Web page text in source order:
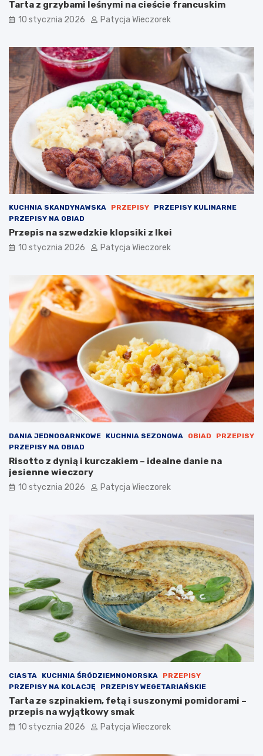
Tarta z grzybami leśnymi na cieście francuskim
10 stycznia 2026 Patycja Wieczorek
KUCHNIA SKANDYNAWSKA PRZEPISY
PRZEPISY KULINARNE
PRZEPISY NA OBIAD
Przepis na szwedzkie klopsiki z Ikei
10 stycznia 2026 Patycja Wieczorek
DANIA JEDNOGARNKOWE KUCHNIA SEZONOWA OBIAD
PRZEPISY
PRZEPISY NA OBIAD
Risotto z dynią i kurczakiem – idealne danie na
jesienne wieczory
10 stycznia 2026 Patycja Wieczorek
CIASTA KUCHNIA ŚRÓDZIEMNOMORSKA
PRZEPISY
PRZEPISY NA KOLACJĘ
PRZEPISY WEGETARIAŃSKIE
Tarta ze szpinakiem, fetą i suszonymi pomidorami –
przepis na wyjątkowy smak
10 stycznia 2026 Patycja Wieczorek